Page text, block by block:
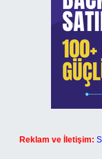
Reklam ve İletişim: